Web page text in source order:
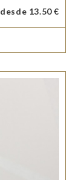
desde 13.50 €